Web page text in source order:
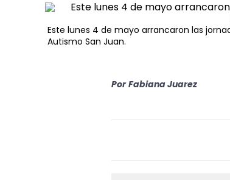
Este lunes 4 de mayo arrancaron las
Autismo San Juan.
Por Fabiana Juarez